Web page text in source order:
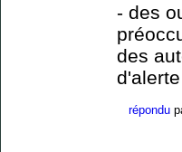
- des
des
répondu